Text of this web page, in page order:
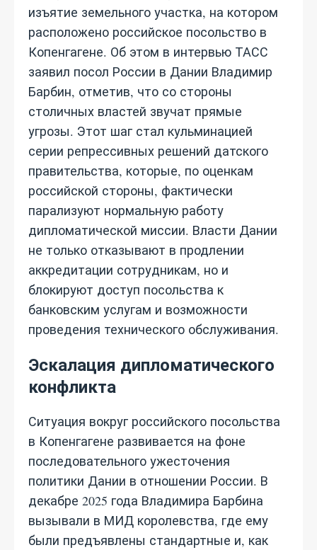
изъятие земельного участка, на котором
расположено российское посольство в
Копенгагене. Об этом в интервью ТАСС
заявил посол России в Дании Владимир
Барбин, отметив, что со стороны
столичных властей звучат прямые
угрозы. Этот шаг стал кульминацией
серии репрессивных решений датского
правительства, которые, по оценкам
российской стороны, фактически
парализуют нормальную работу
дипломатической миссии. Власти Дании
не только отказывают в продлении
аккредитации сотрудникам, но и
блокируют доступ посольства к
банковским услугам и возможности
проведения технического обслуживания.
Эскалация дипломатического
конфликта
Ситуация вокруг российского посольства
в Копенгагене развивается на фоне
последовательного ужесточения
политики Дании в отношении России. В
декабре 2025 года Владимира Барбина
вызывали в МИД королевства, где ему
были предъявлены стандартные и, как